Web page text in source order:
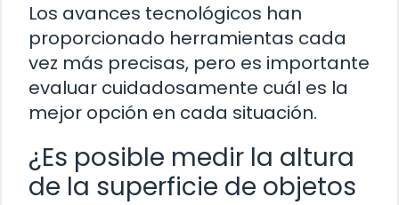
Los avances tecnológicos han
proporcionado herramientas cada
vez más precisas, pero es importante
evaluar cuidadosamente cuál es la
mejor opción en cada situación.
¿Es posible medir la altura
de la superficie de objetos